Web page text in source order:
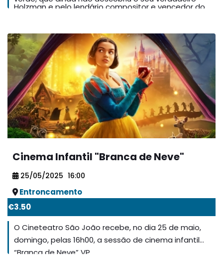
poder, e a vencedora do Grammy, multiplatina e
uma jovem popular, dotada pelo privilégio e pela
ambição, que ainda não descobriu o seu verdadeiro
coração.
Holzman e pelo lendário compositor e vencedor do
Broadway é produzido pela Universal Stage
Productions, Marc Platt, o Araca Group, Jon B. Platt e
David Stone.
Cinema Infantil "Branca de Neve"
25/05/2025 16:00
Entroncamento
€3.50
O Cineteatro São João recebe, no dia 25 de maio,
domingo, pelas 16h00, a sessão de cinema infantil
“Branca de Neve” VP.